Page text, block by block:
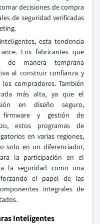
decisiones de compra
de seguridad verificadas
esta tendencia
Los fabricantes que
de manera temprana
al construir confianza y
compradores. También
más alta, ya que el
en diseño seguro,
firmware y gestión de
estos programas de
en varias regiones,
solo en un diferenciador,
la participación en el
la seguridad como una
el papel de las
integrales de
Inteligentes